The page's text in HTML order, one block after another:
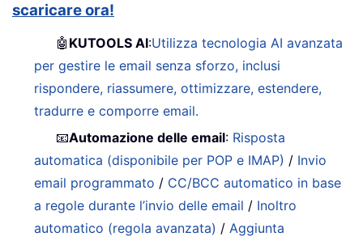
scaricare ora!
🤖 KUTOOLS AI:Utilizza tecnologia AI avanzata
per gestire le email senza sforzo, inclusi
rispondere, riassumere, ottimizzare, estendere,
tradurre e comporre email.
📧Automazione delle email: Risposta
automatica (disponibile per POP e IMAP) / Invio
email programmato / CC/BCC automatico in base
a regole durante l’invio delle email / Inoltro
automatico (regola avanzata) /Aggiunta